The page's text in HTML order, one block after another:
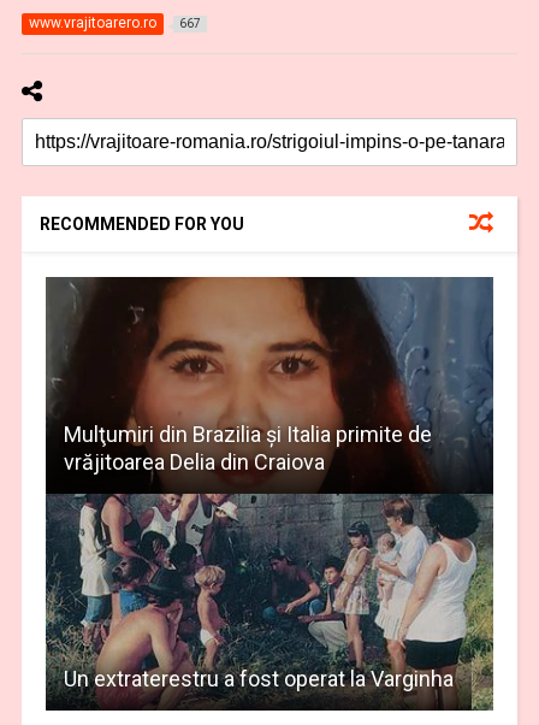
www.vrajitoarero.ro 667
RECOMMENDED FOR YOU
Mulţumiri din Brazilia și Italia primite de
vrăjitoarea Delia din Craiova
Un extraterestru a fost operat la Varginha